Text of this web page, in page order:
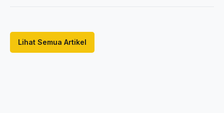
Lihat Semua Artikel